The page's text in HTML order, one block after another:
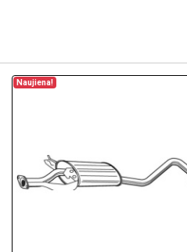
Naujiena!